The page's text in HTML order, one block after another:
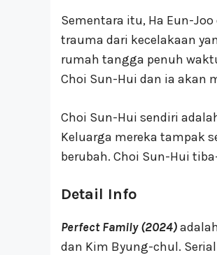
Sementara itu, Ha Eun-
trauma dari kecelakaan
rumah tangga penuh
Choi Sun-Hui dan ia akan
Choi Sun-Hui sendiri
Keluarga mereka tampak
berubah. Choi Sun-Hui
Detail Info
Perfect Family (2024)
dan Kim Byung-chul.